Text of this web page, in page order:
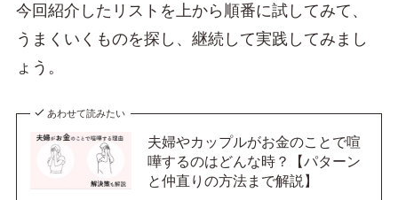
今回紹介したリストを上から順番に試してみて、
うまくいくものを探し、継続して実践してみまし
ょう。
あわせて読みたい
夫婦やカップルがお金のことで喧
嘩するのはどんな時？【パターン
と仲直りの方法まで解説】